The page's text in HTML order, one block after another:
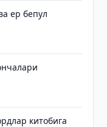
ер бепул
китобига